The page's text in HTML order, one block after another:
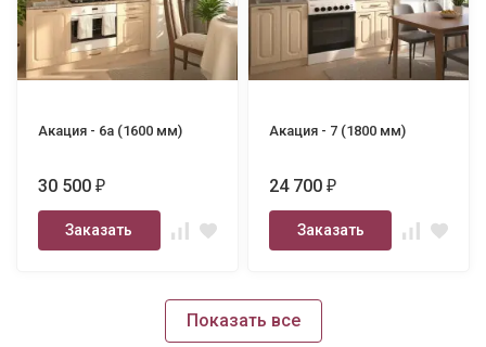
Акация - 6а (1600 мм)
30 500₽
Заказать
Акация - 7 (1800 мм)
24 700₽
Заказать
Показать все